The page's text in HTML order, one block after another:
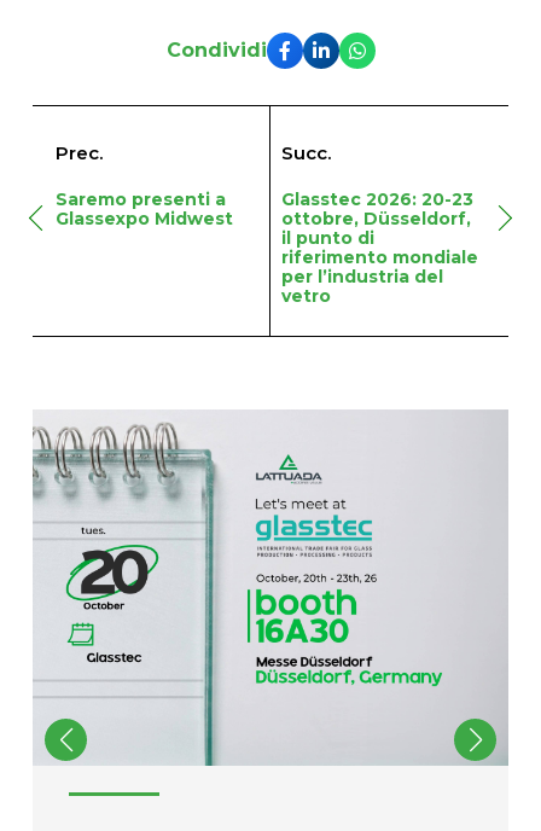
Condividi
Prec.
Saremo presenti a
Glassexpo Midwest
Succ.
Glasstec 2026: 20-23
ottobre, Düsseldorf,
il punto di
riferimento mondiale
per l’industria del
vetro